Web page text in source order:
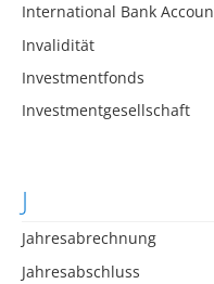
International Bank
Invalidität
Investmentfonds
Investmentgesellschaft
J
Jahresabrechnung
Jahresabschluss